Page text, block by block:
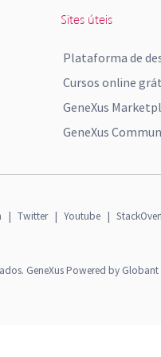
Sites úteis
Plataforma de
Cursos online
GeneXus
GeneXus
| Twitter | Youtube |
GeneXus Powered by Globant